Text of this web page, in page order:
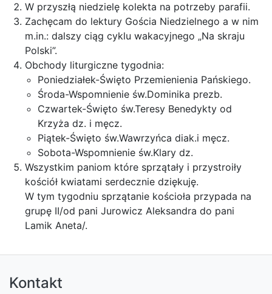
W przyszłą niedzielę kolekta na potrzeby parafii.
Zachęcam do lektury Gościa Niedzielnego a w nim
m.in.: dalszy ciąg cyklu wakacyjnego „Na skraju
Polski”.
Obchody liturgiczne tygodnia:
Poniedziałek-Święto Przemienienia Pańskiego.
Środa-Wspomnienie św.Dominika prezb.
Czwartek-Święto św.Teresy Benedykty od
Krzyża dz. i męcz.
Piątek-Święto św.Wawrzyńca diak.i męcz.
Sobota-Wspomnienie św.Klary dz.
Wszystkim paniom które sprzątały i przystroiły
kościół kwiatami serdecznie dziękuję.
W tym tygodniu sprzątanie kościoła przypada na
grupę II/od pani Jurowicz Aleksandra do pani
Lamik Aneta/.
Kontakt